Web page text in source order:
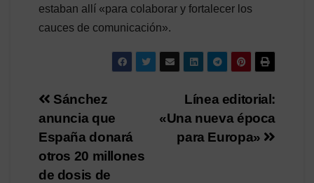
estaban allí «para colaborar y fortalecer los
cauces de comunicación».
Navegación
de
entradas
Línea editorial:
«Una nueva época
para Europa»
Sánchez
anuncia que
España donará
otros 20 millones
de dosis de